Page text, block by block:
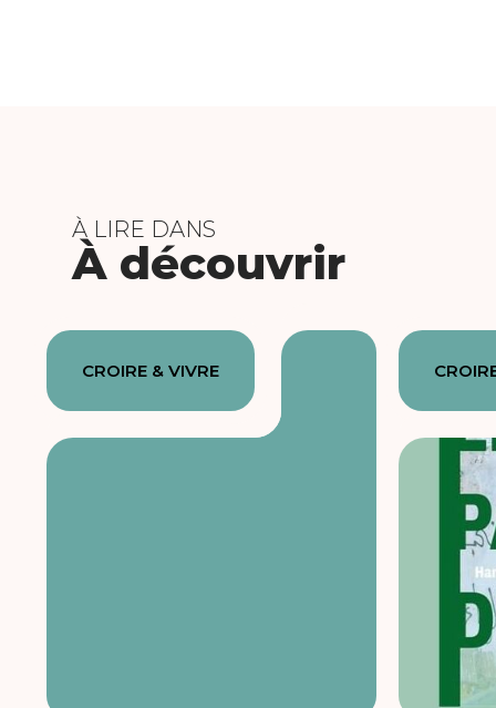
À LIRE DANS
À découvrir
CROIRE & VIVRE